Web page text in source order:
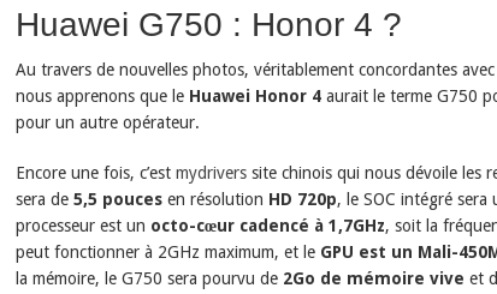
Huawei G750 : Honor 4 ?
Au travers de nouvelles photos, véritablement concordantes avec
nous apprenons que le Huawei Honor 4aurait le terme G750
pour un autre opérateur.
Encore une fois, c’est mydriverssite chinois qui nous dévoile les
sera de 5,5 poucesen résolution HD 720p, le SOC intégré sera
processeur est un octo-cœur cadencé à 1,7GHz, soit la
peut fonctionner à 2GHz maximum, et leGPU est un Mali-
la mémoire, le G750 sera pourvu de 2Go de mémoire vive et